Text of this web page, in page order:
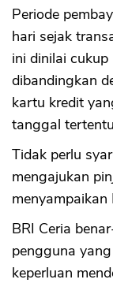
Periode
hari sejak
ini dinilai
dibandingkan
kartu kredit
tanggal
Tidak perlu
mengajukan
BRI Ceria
pengguna
keperluan